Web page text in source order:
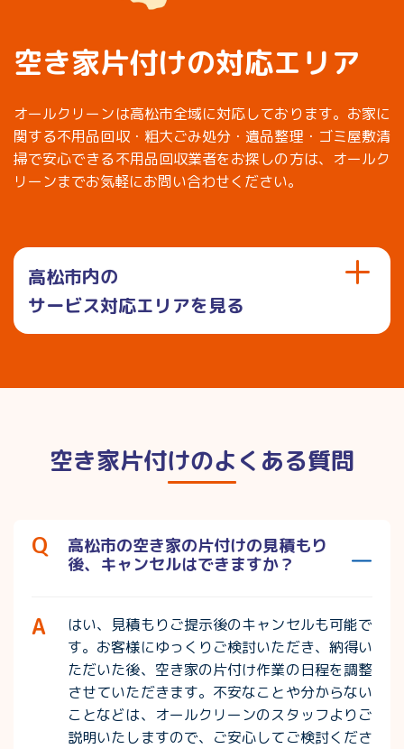
空き家片付けの対応エリア
オールクリーンは高松市全域に対応しております。お家に
関する不用品回収・粗大ごみ処分・遺品整理・ゴミ屋敷清
掃で安心できる不用品回収業者をお探しの方は、オールク
リーンまでお気軽にお問い合わせください。
高松市内の
サービス対応エリアを見る
空き家片付けのよくある質問
高松市の空き家の片付けの見積もり
後、キャンセルはできますか？
はい、見積もりご提示後のキャンセルも可能で
す。お客様にゆっくりご検討いただき、納得い
ただいた後、空き家の片付け作業の日程を調整
させていただきます。不安なことや分からない
ことなどは、オールクリーンのスタッフよりご
説明いたしますので、ご安心してご検討くださ